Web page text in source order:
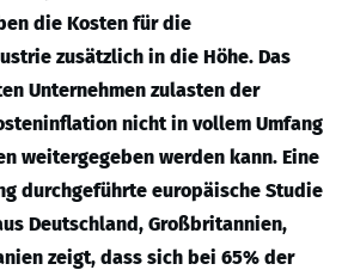
die Kosten für die
zusätzlich in die Höhe. Das
Unternehmen zulasten der
nicht in vollem Umfang
weitergegeben werden kann. Eine
durchgeführte europäische Studie
Deutschland, Großbritannien,
zeigt, dass sich bei 65% der